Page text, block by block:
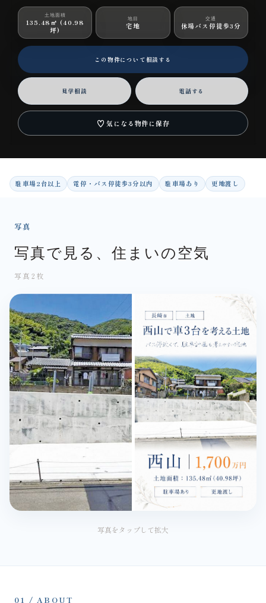
土地面積
135.48㎡ (40.98
坪)
地目
宅地
交通
休場バス停徒歩3分
この物件について相談する
見学相談 電話する
♡気になる物件に保存
駐車場2台以上 電停・バス停徒歩3分以内 駐車場あり 更地渡し
写真
写真で見る、住まいの空気
写真2枚
写真をタップして拡大
01 / ABOUT